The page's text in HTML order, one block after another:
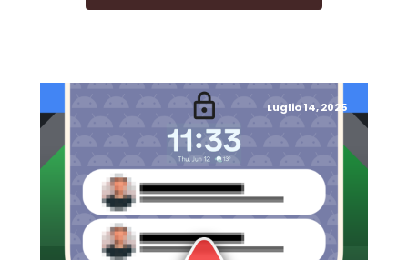
Luglio 14, 2025